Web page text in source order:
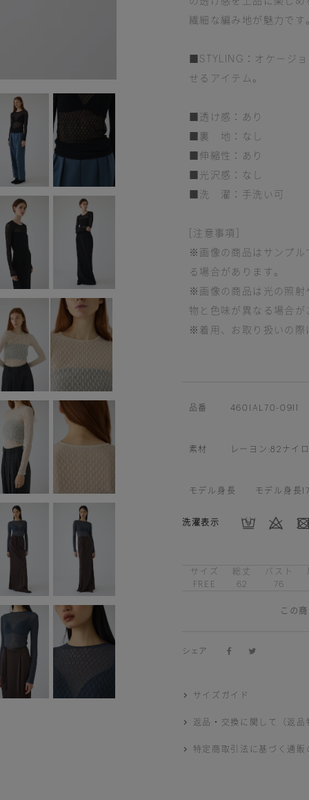
繊細な編み地が魅力です
■STYLING：オケージ
せるアイテム。
■透け感：あり
■裏 地：なし
■伸縮性：あり
■光沢感：なし
■洗 濯：手洗い可
[注意事項]
※画像の商品はサンプル
る場合があります。
※画像の商品は光の照射
物と色味が異なる場合が
※着用、お取り扱いの際
品番 460IAL70-0911
素材 レーヨン:82ナイ
モデル身長 モデル身長
洗濯表示
サイズ 総丈 バスト
FREE
62 76
この
シェア
サイズガイド
返品・交換に関して（返品
特定商取引法に基づく通販